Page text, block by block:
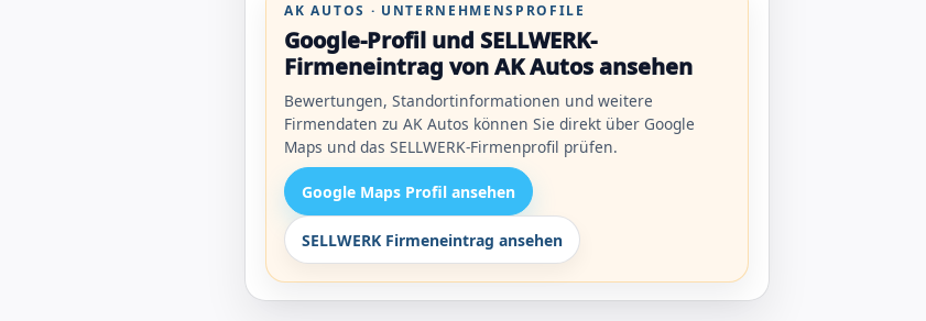
AK AUTOS · UNTERNEHMENSPROFILE
Google-Profil und SELLWERK-
Firmeneintrag von AK Autos ansehen
Bewertungen, Standortinformationen und weitere
Firmendaten zu AK Autos können Sie direkt über Google
Maps und das SELLWERK-Firmenprofil prüfen.
Google Maps Profil ansehen
SELLWERK Firmeneintrag ansehen